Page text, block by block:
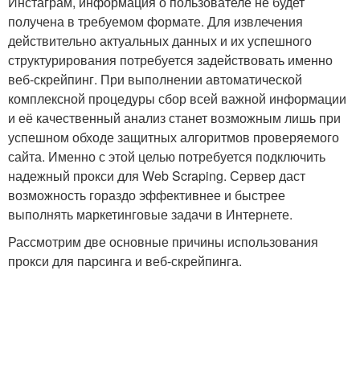
получена в требуемом формате. Для извлечения
действительно актуальных данных и их успешного
структурирования потребуется задействовать именно
веб-скрейпинг. При выполнении автоматической
комплексной процедуры сбор всей важной информации
и её качественный анализ станет возможным лишь при
успешном обходе защитных алгоритмов проверяемого
сайта. Именно с этой целью потребуется подключить
надежный прокси для Web Scraping. Сервер даст
возможность гораздо эффективнее и быстрее
выполнять маркетинговые задачи в Интернете.
Рассмотрим две основные причины использования
прокси для парсинга и веб-скрейпинга.